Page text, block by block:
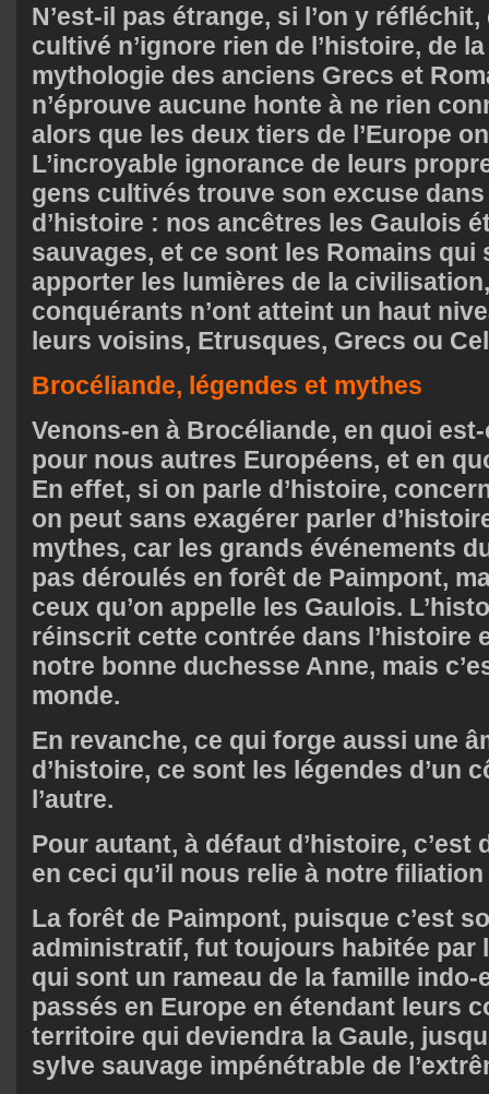
N’est-il pas étrange, si l’on y réfléchit,
cultivé n’ignore rien de l’histoire, de
mythologie des anciens Grecs et
n’éprouve aucune honte à ne rien
alors que les deux tiers de l’Europe
L’incroyable ignorance de leurs
gens cultivés trouve son excuse
d’histoire : nos ancêtres les Gaulois
sauvages, et ce sont les Romains qui
apporter les lumières de la
conquérants n’ont atteint un haut
leurs voisins, Etrusques, Grecs ou
Brocéliande, légendes et mythes
Venons-en à Brocéliande, en quoi
pour nous autres Européens, et en
En effet, si on parle d’histoire,
on peut sans exagérer parler
mythes, car les grands événements
pas déroulés en forêt de Paimpont,
ceux qu’on appelle les Gaulois.
réinscrit cette contrée dans l’histoire
notre bonne duchesse Anne, mais
monde.
En revanche, ce qui forge aussi une
d’histoire, ce sont les légendes d’un
l’autre.
Pour autant, à défaut d’histoire, c’est
en ceci qu’il nous relie à notre
La forêt de Paimpont, puisque c’est
administratif, fut toujours habitée par
qui sont un rameau de la famille
passés en Europe en étendant leurs
territoire qui deviendra la Gaule,
sylve sauvage impénétrable de